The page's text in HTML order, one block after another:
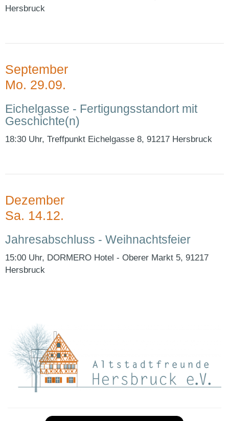
Hersbruck
September
Mo. 29.09.
Eichelgasse - Fertigungsstandort mit
Geschichte(n)
18:30 Uhr, Treffpunkt Eichelgasse 8, 91217 Hersbruck
Dezember
Sa. 14.12.
Jahresabschluss - Weihnachtsfeier
15:00 Uhr, DORMERO Hotel - Oberer Markt 5, 91217
Hersbruck